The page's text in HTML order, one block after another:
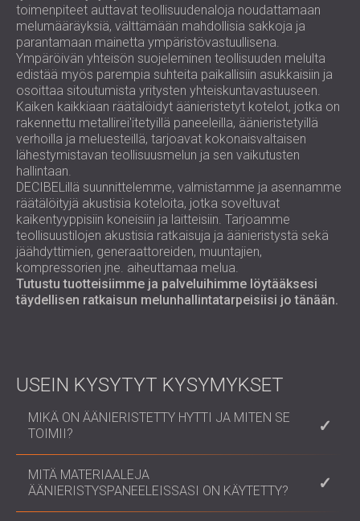
toimenpiteet auttavat teollisuudenaloja noudattamaan
melumääräyksiä, välttämään mahdollisia sakkoja ja
parantamaan mainetta ympäristövastuullisena.
Ympäröivän yhteisön suojeleminen teollisuuden melulta
edistää myös parempia suhteita paikallisiin asukkaisiin ja
osoittaa sitoutumista yritysten yhteiskuntavastuuseen.
Kaiken kaikkiaan räätälöidyt äänieristetyt kotelot, jotka on
rakennettu metallirei'itetyillä paneeleilla, äänieristetyillä
verhoilla ja meluesteillä, tarjoavat kokonaisvaltaisen
lähestymistavan teollisuusmelun ja sen vaikutusten
hallintaan.
DECIBELillä suunnittelemme, valmistamme ja asennamme
räätälöityjä akustisia koteloita, jotka soveltuvat
kaikentyyppisiin koneisiin ja laitteisiin. Tarjoamme
teollisuustilojen akustisia ratkaisuja ja äänieristystä sekä
jäähdyttimien, generaattoreiden, muuntajien,
kompressorien jne. aiheuttamaa melua.
Tutustu tuotteisiimme ja palveluihimme löytääksesi
täydellisen ratkaisun melunhallintatarpeisiisi jo tänään.
USEIN KYSYTYT KYSYMYKSET
MIKÄ ON ÄÄNIERISTETTY HYTTI JA MITEN SE
TOIMII?
Äänieristetty hytti on suljettu rakenne, joka on
suunniteltu vähentämään sen lähteestä tulevaa
MITÄ MATERIAALEJA
ÄÄNIERISTYSPANEELEISSASI ON KÄYTETTY?